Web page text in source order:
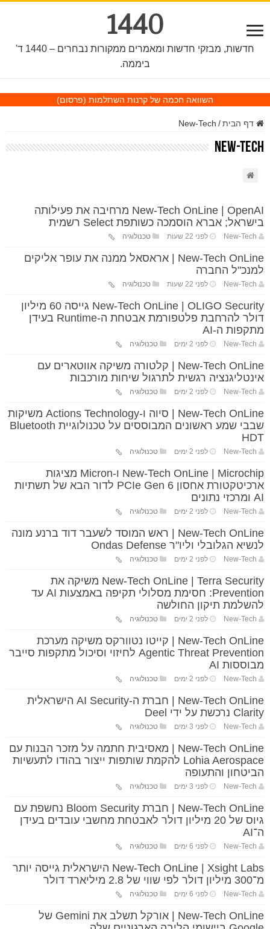
1440
חדשות, מבזקי חדשות ומאמרים ממקורות נבחרים – 1440 ד'
ביממה.
השוואה חכמה של קרנות השתלמות (פרסום)
דף הבית /
New-Tech
New-Tech
New-Tech OnLine | OpenAI מרחיבה את פעילותה
בישראל; אברא הוסמכה כשותפת Select רשמית
New-Tech לפני 22 שעות טכנולוגיה
New-Tech OnLine | אראסאל ממנה את עופר אליקים
למנכ"ל החברה
New-Tech לפני 22 שעות טכנולוגיה
New-Tech OnLine | OLIGO Security גייסה 60 מיליון
דולר להרחבת פלטפורמת אבטחת ה-Runtime בעידן
מתקפות ה-AI
New-Tech לפני 2 ימים טכנולוגיה
New-Tech OnLine | קלטורה משיקה אווטארים עם
אינטליגנציה רגשית לתרגול שיחות מורכבות
New-Tech לפני 2 ימים טכנולוגיה
New-Tech OnLine | סיוה ו-Actions Technology משיקות
שבבי שמע ראשונים המבוססים על טכנולוגיית Bluetooth
HDT
New-Tech לפני 2 ימים טכנולוגיה
New-Tech OnLine | Microchip ו-Micron מציגות
ארכיטקטורת אחסון PCIe Gen 6 לדור הבא של תשתיות
AI ומרכזי נתונים
New-Tech לפני 2 ימים טכנולוגיה
New-Tech OnLine | ראש המוסד לשעבר דוד ברנע מונה
לנשיא הגלובלי וליו"ר Ondas Defense
New-Tech לפני 2 ימים טכנולוגיה
New-Tech OnLine | Terra Security משיקה את
Prevention: חסימת מסלולי תקיפה באמצעות AI עד
להשלמת תיקון החולשה
New-Tech לפני 2 ימים טכנולוגיה
New-Tech OnLine | קייטו נטוורקס משיקה מערכת
Agentic Threat Prevention לחיזוי וסיכול מתקפות סייבר
מבוססות AI
New-Tech לפני 2 ימים טכנולוגיה
New-Tech OnLine | חברת ה-AI Security הישראלית
Clarity נרכשת על ידי Deel
New-Tech לפני 3 ימים טכנולוגיה
New-Tech OnLine | מאסיבית חתמה על מזכר הבנות עם
Lohia Aerospace להקמת שותפות ייצור בהודו לתעשיות
הביטחון והתעופה
New-Tech לפני 3 ימים טכנולוגיה
New-Tech OnLine | חברת Bloom Security נחשפת עם
גיוס של 20 מיליון דולר לאבטחת מחשבי עובדים בעידן
ה־AI
New-Tech לפני 6 ימים טכנולוגיה
New-Tech OnLine | Xsight Labs הישראלית גייסה יותר
מ־300 מיליון דולר לפי שווי של 2.8 מיליארד דולר
New-Tech לפני 6 ימים טכנולוגיה
New-Tech OnLine | אורקל תשלב את Gemini של